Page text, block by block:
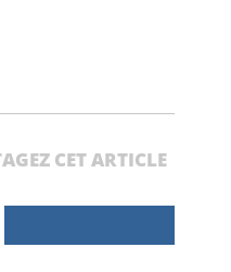
CET ARTICLE